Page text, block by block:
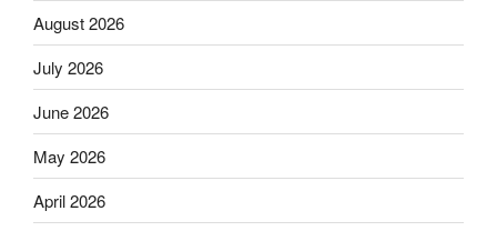
August 2026
July 2026
June 2026
May 2026
April 2026